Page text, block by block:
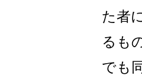
た者
るも
でも